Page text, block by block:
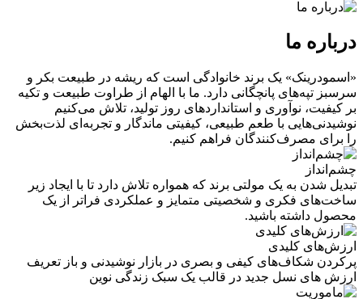
درباره ما
«اسمودرینک» یک برند خانوادگی است که ریشه در طبیعت بکر و
سرسبز تپه‌های پانچگانی دارد. ما با الهام از طراوت طبیعت و تکیه
بر کیفیت، نوآوری و استانداردهای روز تولید، تلاش می‌کنیم
نوشیدنی‌هایی با طعم طبیعی، کیفیتی ماندگار و تجربه‌ای لذت‌بخش
را برای مصرف‌کنندگان فراهم کنیم.
چشم‌انداز
تبدیل شدن به یک مولتی برند که همواره تلاش دارد تا با ایجاد زیر
ساخت‌‌های فکری و شخصیتی متمایز و عملکردی فراتر از یک
محصول داشته باشید.
ارزش‌های کلیدی
پرکردن شکاف‌های کیفی و بصری در بازار نوشیدنی و باز تعریف
ارزش های نسل جدید در قالب یک سبک زندگی نوین